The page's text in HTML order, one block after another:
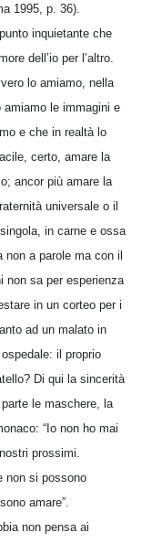
1995, p. 36).
inquietante che
dell’io per l’altro.
lo amiamo, nella
le immagini e
e che in realtà lo
certo, amare la
ancor più amare la
universale o il
in carne e ossa
non a parole ma con il
non sa per esperienza
in un corteo per i
ad un malato in
il proprio
Di qui la sincerità
le maschere, la
“Io non ho mai
prossimi.
non si possono
amare”.
non pensa ai